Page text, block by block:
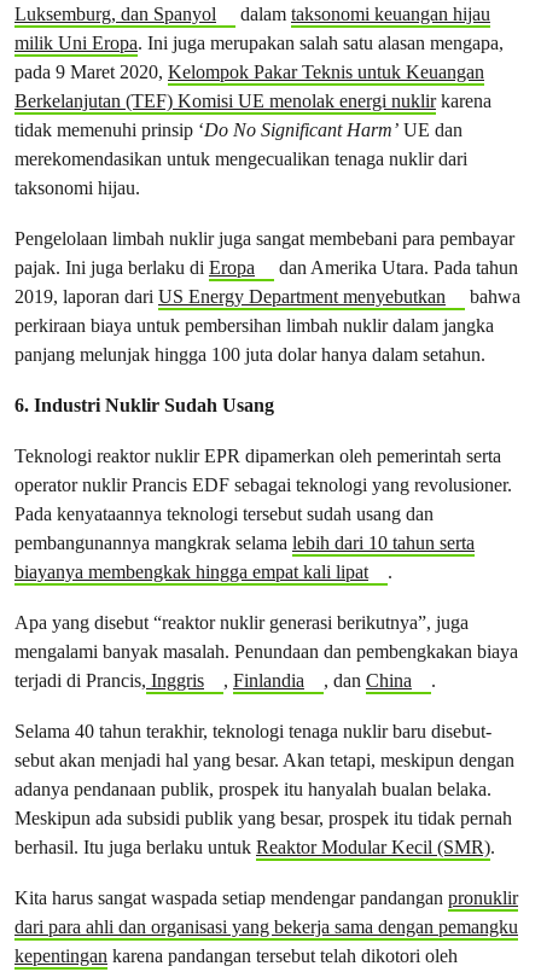
Luksemburg, dan Spanyol dalam taksonomi keuangan hijau
milik Uni Eropa. Ini juga merupakan salah satu alasan mengapa,
pada 9 Maret 2020, Kelompok Pakar Teknis untuk Keuangan
Berkelanjutan (TEF) Komisi UE menolak energi nuklirkarena
tidak memenuhi prinsip ‘Do No Significant Harm’ UE dan
merekomendasikan untuk mengecualikan tenaga nuklir dari
taksonomi hijau.
Pengelolaan limbah nuklir juga sangat membebani para pembayar
pajak. Ini juga berlaku di Eropa
dan Amerika Utara. Pada tahun
2019, laporan dari US Energy Department menyebutkan
bahwa
perkiraan biaya untuk pembersihan limbah nuklir dalam jangka
panjang melunjak hingga 100 juta dolar hanya dalam setahun.
6. Industri Nuklir Sudah Usang
Teknologi reaktor nuklir EPR dipamerkan oleh pemerintah serta
operator nuklir Prancis EDF sebagai teknologi yang revolusioner.
Pada kenyataannya teknologi tersebut sudah usang dan
pembangunannya mangkrak selama lebih dari 10 tahun serta
biayanya membengkak hingga empat kali lipat
.
Apa yang disebut “reaktor nuklir generasi berikutnya”, juga
mengalami banyak masalah. Penundaan dan pembengkakan biaya
terjadi di Prancis, Inggris , Finlandia , dan China .
Selama 40 tahun terakhir, teknologi tenaga nuklir baru disebut-
sebut akan menjadi hal yang besar. Akan tetapi, meskipun dengan
adanya pendanaan publik, prospek itu hanyalah bualan belaka.
Meskipun ada subsidi publik yang besar, prospek itu tidak pernah
berhasil. Itu juga berlaku untuk Reaktor Modular Kecil (SMR).
Kita harus sangat waspada setiap mendengar pandangan pronuklir
dari para ahli dan organisasi yang bekerja sama dengan pemangku
kepentingan karena pandangan tersebut telah dikotori oleh